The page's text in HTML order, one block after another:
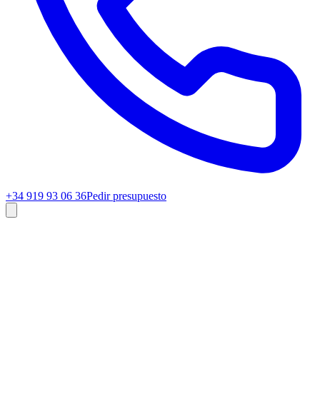
+34 919 93 06 36Pedir presupuesto